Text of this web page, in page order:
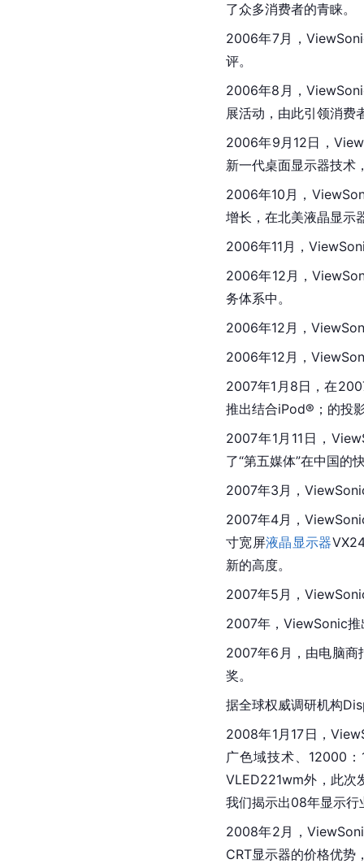
了众多消费者的青睐。
2006年7月，
评。
2006年8月，
展活动，由此引领消费
2006年9月12日，
新一代桌面显示器技术
2006年10月，
增长，在北美液晶显示
2006年11月，
2006年12月，
务体系中。
2006年12月，
2006年12月，
2007年1月8日，在
推出结合iPod®；的投
2007年1月11日，
了“第五媒体”在中国的
2007年3月，
2007年4月，
寸宽屏液晶显示器
新的高度。
2007年5月，
2007年，ViewSonic推
2007年6月，由电脑
奖。
据全球权威调研机构
2008年1月17日，
广色域技术、12000
VLED221wm外，此次
我们揭示出08年显示
2008年2月，
CRT显示器的价格优势